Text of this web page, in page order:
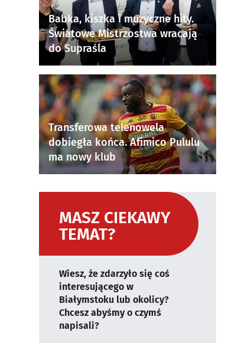
Babka, kiszka i muzyczne hity.
Światowe Mistrzostwa wracają
do Supraśla
Transferowa telenowela
dobiegła końca. Afimico Pululu
ma nowy klub
MASZ CIEKAWY
TEMAT?
Wiesz, że zdarzyło się coś
interesującego w
Białymstoku lub okolicy?
Chcesz abyśmy o czymś
napisali?